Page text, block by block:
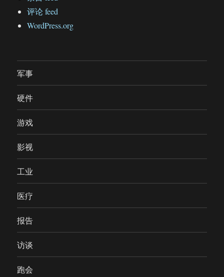
评论 feed
WordPress.org
军事
硬件
游戏
影视
工业
医疗
报告
访谈
跑会